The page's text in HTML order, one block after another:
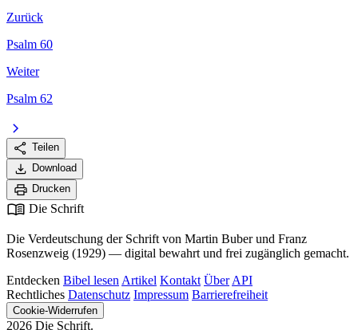
Zurück
Psalm 60
Weiter
Psalm 62
chevron_right
share Teilen
download Download
print Drucken
menu_book Die Schrift
Die Verdeutschung der Schrift von Martin Buber und Franz
Rosenzweig (1929) — digital bewahrt und frei zugänglich gemacht.
Entdecken Bibel lesen Artikel Kontakt Über API
Rechtliches Datenschutz Impressum Barrierefreiheit
Cookie-Widerrufen
2026 Die Schrift.